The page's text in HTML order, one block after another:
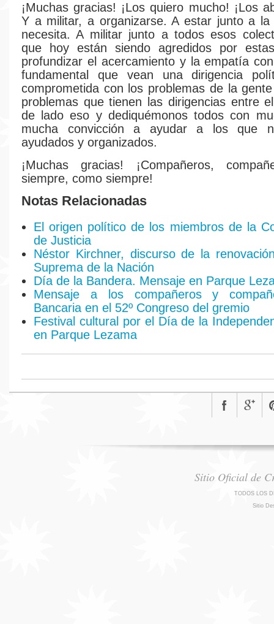
¡Muchas gracias! ¡Los quiero mucho! ¡Los
Y a militar, a organizarse. A estar junto a
necesita. A militar junto a todos esos
que hoy están siendo agredidos por
profundizar el acercamiento y la empatía
fundamental que vean una dirigencia
comprometida con los problemas de la
problemas que tienen las dirigencias entre
de lado eso y dediquémonos todos con
mucha convicción a ayudar a los que
ayudados y organizados.
¡Muchas gracias! ¡Compañeros,
siempre, como siempre!
Notas Relacionadas
El origen político de los miembros de la
de Justicia
Néstor Kirchner, discurso de la
Suprema de la Nación
Día de la Bandera. Mensaje en Parque
Mensaje a los compañeros y
Bancaria en el 52º Congreso del gremio
Festival cultural por el Día de la
en Parque Lezama
Sitio Oficial de
TODOS LOS
Sitio